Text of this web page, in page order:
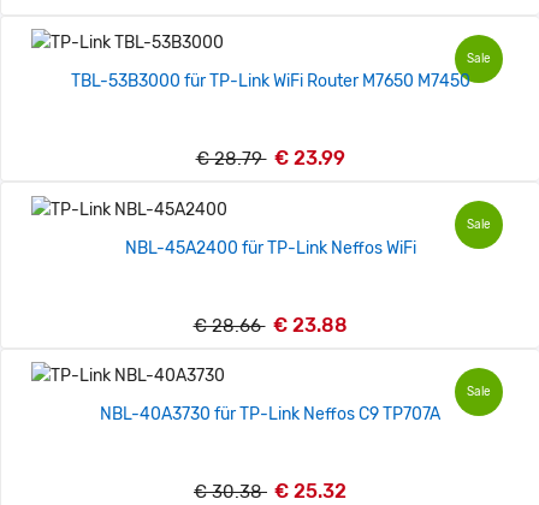
Sale
TBL-53B3000 für TP-Link WiFi Router M7650 M7450
€ 28.79 € 23.99
Sale
NBL-45A2400 für TP-Link Neffos WiFi
€ 28.66 € 23.88
Sale
NBL-40A3730 für TP-Link Neffos C9 TP707A
€ 30.38 € 25.32